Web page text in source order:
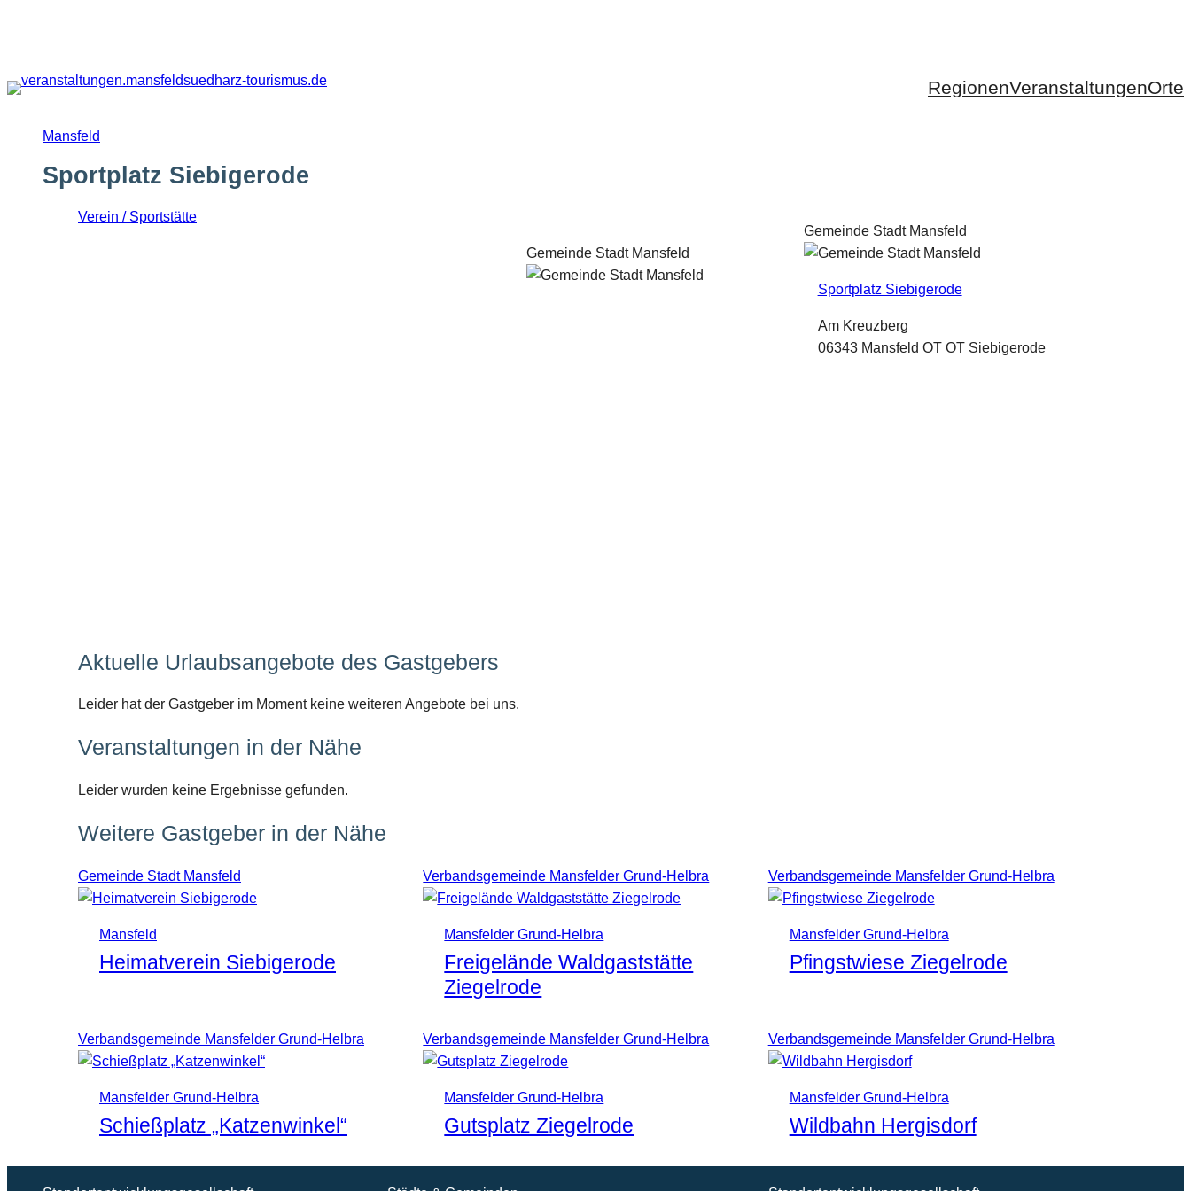
RegionenVeranstaltungenOrte
Mansfeld
Sportplatz Siebigerode
Verein / Sportstätte
Gemeinde Stadt Mansfeld
Gemeinde Stadt Mansfeld
Sportplatz Siebigerode
Am Kreuzberg
06343 Mansfeld OT OT Siebigerode
Aktuelle Urlaubsangebote des Gastgebers
Leider hat der Gastgeber im Moment keine weiteren Angebote bei uns.
Veranstaltungen in der Nähe
Leider wurden keine Ergebnisse gefunden.
Weitere Gastgeber in der Nähe
Gemeinde Stadt Mansfeld
Mansfeld
Heimatverein Siebigerode
Verbandsgemeinde Mansfelder Grund-Helbra
Mansfelder Grund-Helbra
Freigelände Waldgaststätte
Ziegelrode
Verbandsgemeinde Mansfelder Grund-Helbra
Mansfelder Grund-Helbra
Pfingstwiese Ziegelrode
Verbandsgemeinde Mansfelder Grund-Helbra
Mansfelder Grund-Helbra
Schießplatz „Katzenwinkel“
Verbandsgemeinde Mansfelder Grund-Helbra
Mansfelder Grund-Helbra
Gutsplatz Ziegelrode
Verbandsgemeinde Mansfelder Grund-Helbra
Mansfelder Grund-Helbra
Wildbahn Hergisdorf